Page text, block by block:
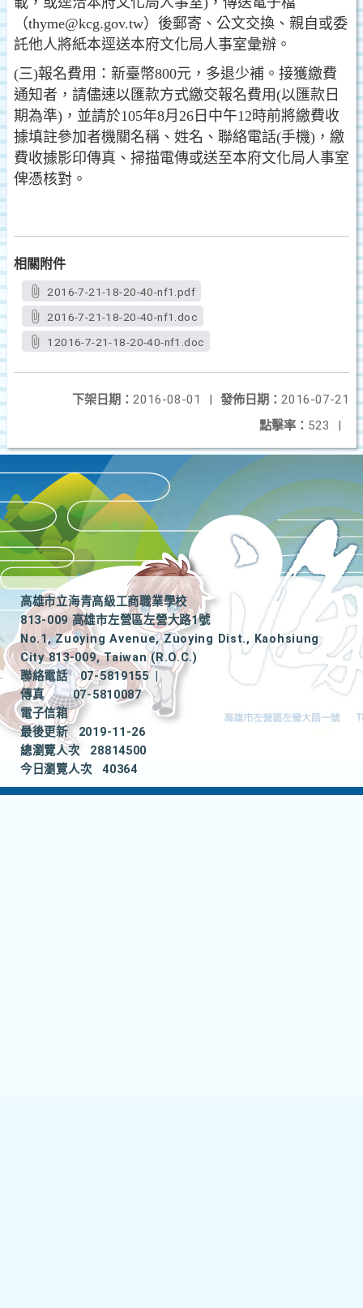
（thyme@kcg.gov.tw）後郵寄、公文交換、親自或委
託他人將紙本逕送本府文化局人事室彙辦。
(三)報名費用：新臺幣800元，多退少補。接獲繳費
通知者，請儘速以匯款方式繳交報名費用(以匯款日
期為準)，並請於105年8月26日中午12時前將繳費收
據填註參加者機關名稱、姓名、聯絡電話(手機)，繳
費收據影印傳真、掃描電傳或送至本府文化局人事室
俾憑核對。
相關附件
2016-7-21-18-20-40-nf1.pdf
2016-7-21-18-20-40-nf1.doc
12016-7-21-18-20-40-nf1.doc
發佈日期： 2016-07-21
下架日期： 2016-08-01
|
點擊率： 523 |
高雄市立海青高級工商職業學校
813-009 高雄市左營區左營大路1號
No.1, Zuoying Avenue, Zuoying Dist., Kaohsiung
City 813-009, Taiwan (R.O.C.)
聯絡電話
07-5819155
|
傳真
07-5810087
電子信箱
最後更新
2019-11-26
總瀏覽人次
28814500
今日瀏覽人次
40364